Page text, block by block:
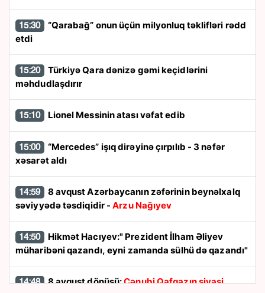
15:30
etdi
15:20
məhdudlaşdırır
15:10 Lionel Messinin atası vəfat edib
15:00
xəsarət aldı
14:59
səviyyədə təsdiqidir -Arzu Nağıyev
14:50
müharibəni qazandı, eyni zamanda sülhü də qazandı"
14:48 8 avqust dönüşü:Cənubi Qafqazın siyasi